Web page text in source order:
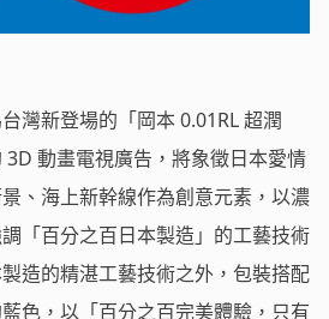
灣新登場的「岡本 0.01RL 超潤
動畫電視廣告，將象徵日本愛情
、海上新幹線作為創意元素，以濃
「百分之百日本製造」的工藝技術
造的精湛工藝技術之外，包裝搭配
色，以「百分之百完美體驗，只有